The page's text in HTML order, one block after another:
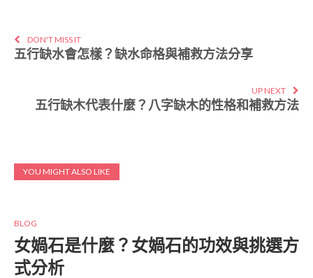
DON'T MISS IT
五行缺水會怎樣？缺水命格與補救方法分享
UP NEXT
五行缺木代表什麼？八字缺木的性格和補救方法
YOU MIGHT ALSO LIKE
BLOG
女媧石是什麼？女媧石的功效與挑選方
式分析